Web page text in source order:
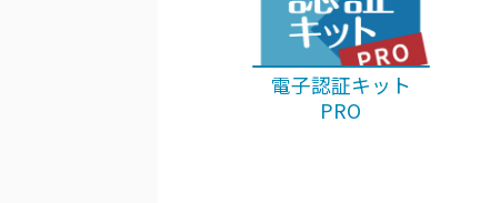
電子認証キット
PRO